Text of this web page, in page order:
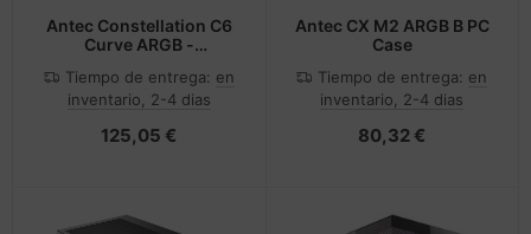
Antec Constellation C6
Curve ARGB -
Tiempo de entrega: en
inventario, 2-4 dias
125,05 €
Antec CX M2 ARGB B PC
Case
Tiempo de entrega: en
inventario, 2-4 dias
80,32 €